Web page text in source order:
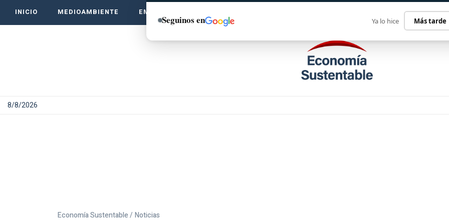
INICIO MEDIOAMBIENTE EMPRENDE VERDE
8/8/2026
Economía Sustentable / Noticias
Seguinos en Ya lo hice Más tarde